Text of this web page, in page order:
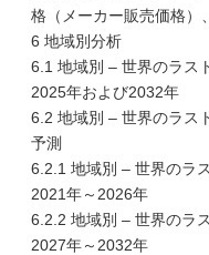
格（メーカー販売価格）
6 地域別分析
6.1 地域別 – 世界のラス
2025年および2032年
6.2 地域別 – 世界のラス
予測
6.2.1 地域別 – 世界のラ
2021年～2026年
6.2.2 地域別 – 世界のラ
2027年～2032年